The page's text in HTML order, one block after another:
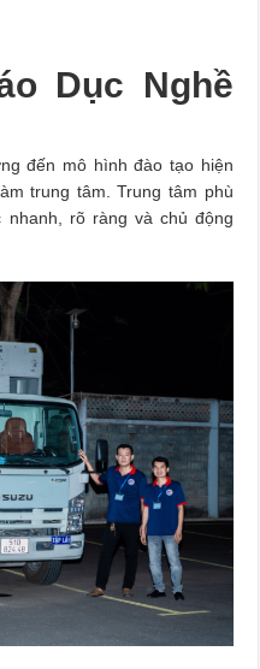
Dục Nghề
đến mô hình đào tạo hiện
trung tâm. Trung tâm phù
rõ ràng và chủ động